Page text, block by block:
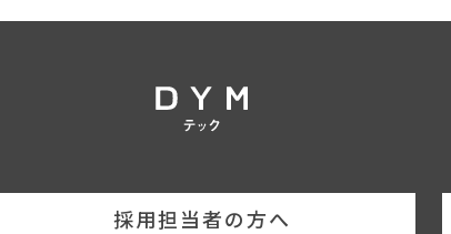
採用担当者の方へ